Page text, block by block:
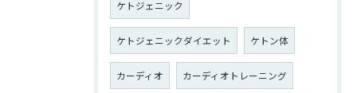
ケトジェニック
ケトジェニックダイエット ケトン体
カーディオ カーディオトレーニング